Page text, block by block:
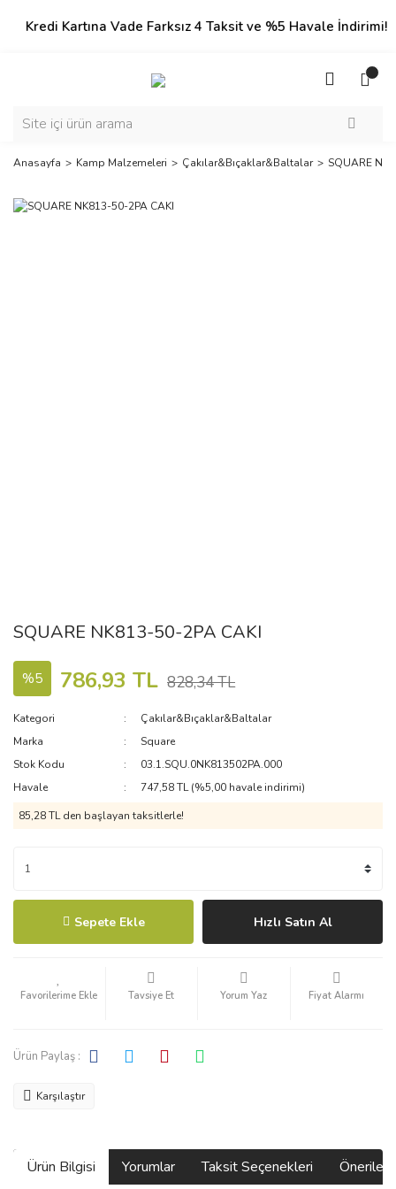
Kredi Kartına Vade Farksız 4 Taksit ve %5 Havale İndirimi!
Anasayfa Kamp Malzemeleri Çakılar&Bıçaklar&Baltalar SQUARE
SQUARE NK813-50-2PA CAKI
%5 786,93 TL 828,34 TL
Kategori
Çakılar&Bıçaklar&Baltalar
Marka
Square
Stok Kodu
03.1.SQU.0NK813502PA.000
Havale
747,58 TL (%5,00 havale indirimi)
85,28 TL den başlayan taksitlerle!
Sepete Ekle Hızlı Satın Al
Tavsiye Et Yorum Yaz Fiyat Alarmı
Ürün Paylaş :
Karşılaştır
Ürün Bilgisi Yorumlar Taksit Seçenekleri